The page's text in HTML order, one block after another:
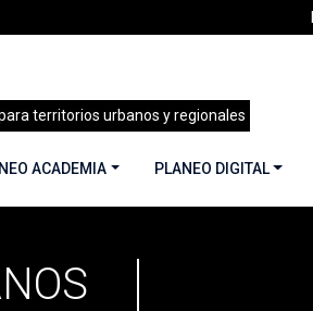
territorios urbanos y regionales
ACADEMIA PLANEO DIGITAL